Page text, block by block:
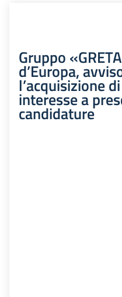
Gruppo
d’Europa,
l’acquisizione
interesse a
candidature